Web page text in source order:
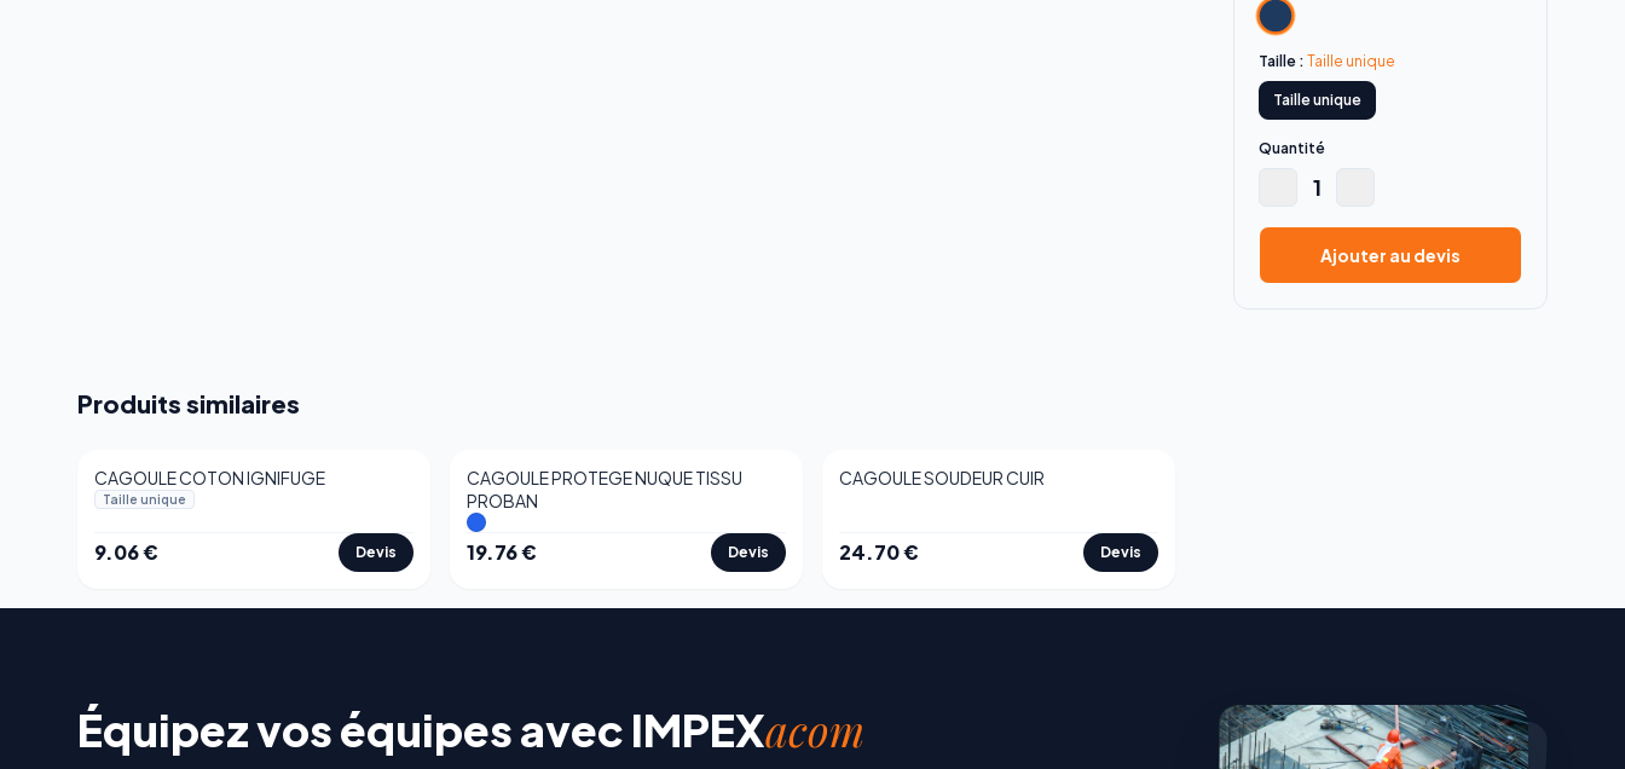
Taille : Taille unique
Taille unique
Quantité
1
Ajouter au devis
Produits similaires
CAGOULE COTON IGNIFUGE
Taille unique
9.06€ Devis
CAGOULE PROTEGE NUQUE TISSU
PROBAN
19.76€ Devis
CAGOULE SOUDEUR CUIR
24.70€ Devis
Équipez vos équipes avec IMPEXacom